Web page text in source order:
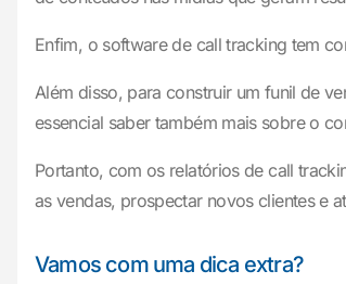
Enfim, o software de call tracking tem
Além disso, para construir um funil de
essencial saber também mais sobre o
Portanto, com os relatórios de call
as vendas, prospectar novos clientes e
Vamos com uma dica extra?